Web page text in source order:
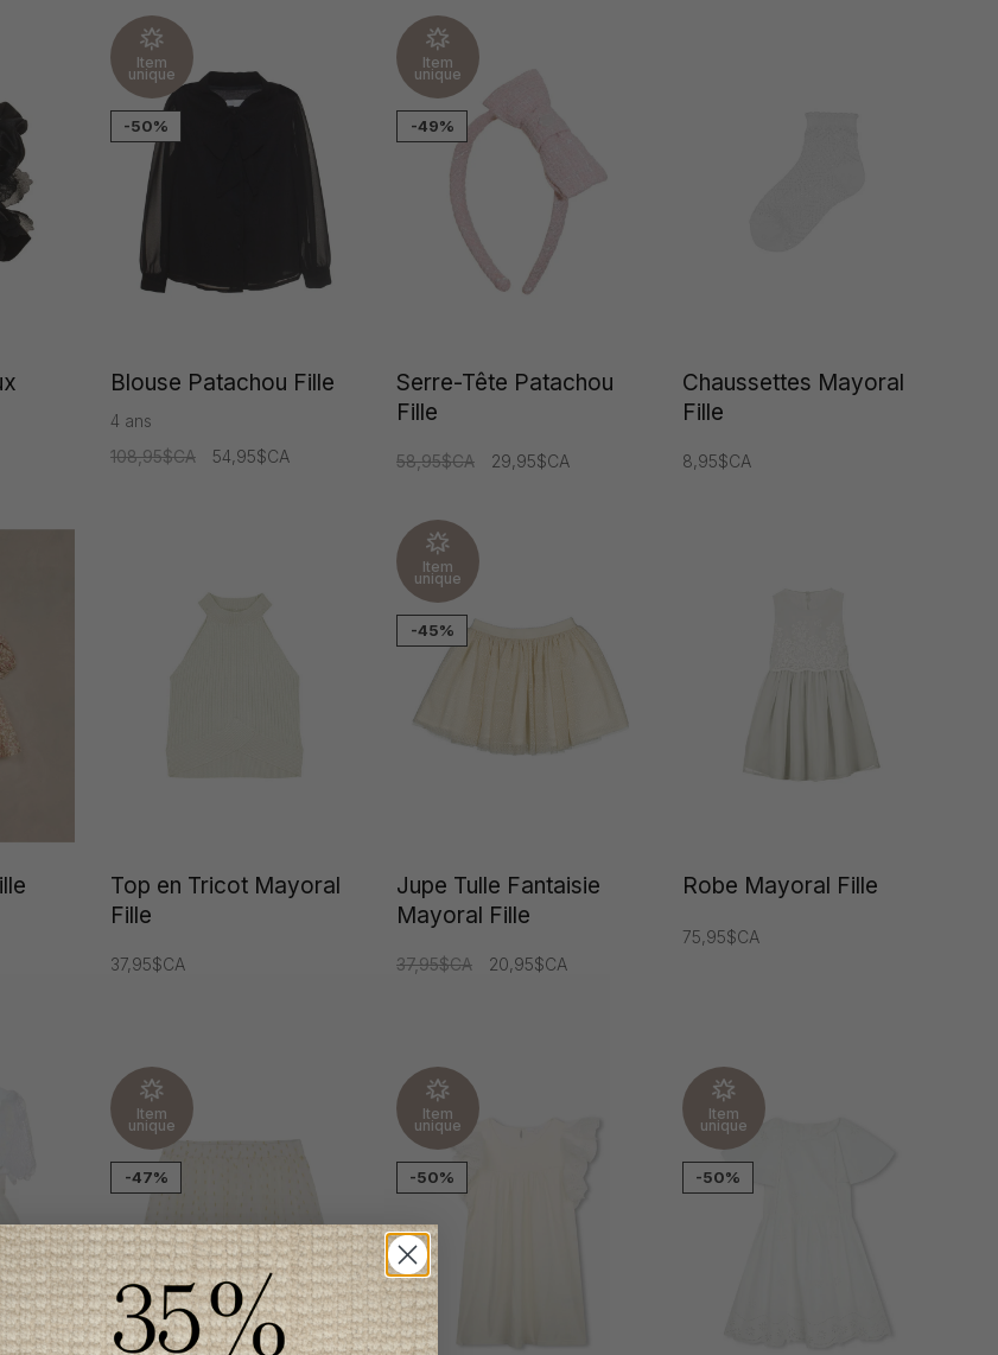
Item
unique
-50%
Blouse Patachou Fille
4 ans
108,95$CA
54,95$CA
Item
unique
-49%
Serre-Tête Patachou
Fille
58,95$CA 29,95$CA
Chaussettes Mayoral
Fille
8,95$CA
Top en Tricot Mayoral
Fille
37,95$CA
Item
unique
-45%
Jupe Tulle Fantaisie
Mayoral Fille
37,95$CA 20,95$CA
Robe Mayoral Fille
75,95$CA
Item
unique
-47%
Item
unique
-50%
Item
unique
-50%